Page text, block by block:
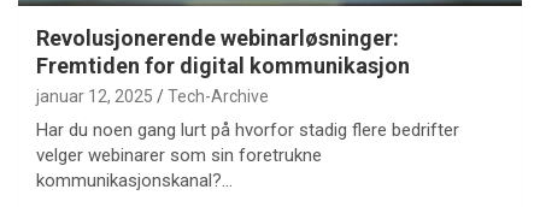
Revolusjonerende webinarløsninger:
Fremtiden for digital kommunikasjon
januar 12, 2025 Tech-Archive
Har du noen gang lurt på hvorfor stadig flere bedrifter
velger webinarer som sin foretrukne
kommunikasjonskanal?…